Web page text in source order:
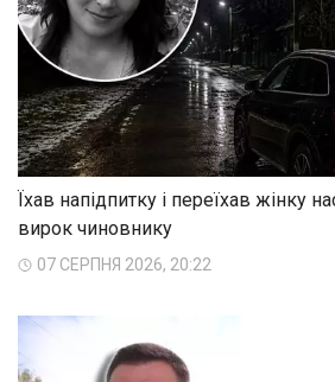
Їхав напідпитку і переїхав жінку
вирок чиновнику
07 СЕРПНЯ 2026, 20:22